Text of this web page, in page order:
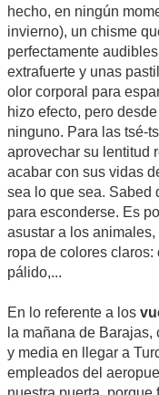
hecho, en ningún
invierno), un chisme
perfectamente
extrafuerte y unas
olor corporal para
hizo efecto, pero
ninguno. Para las tsé-
aprovechar su lentitud
acabar con sus vidas
sea lo que sea. Sabed
para esconderse. Es
asustar a los
ropa de colores
pálido,...
En lo referente a los
la mañana de
y media en llegar a
empleados del